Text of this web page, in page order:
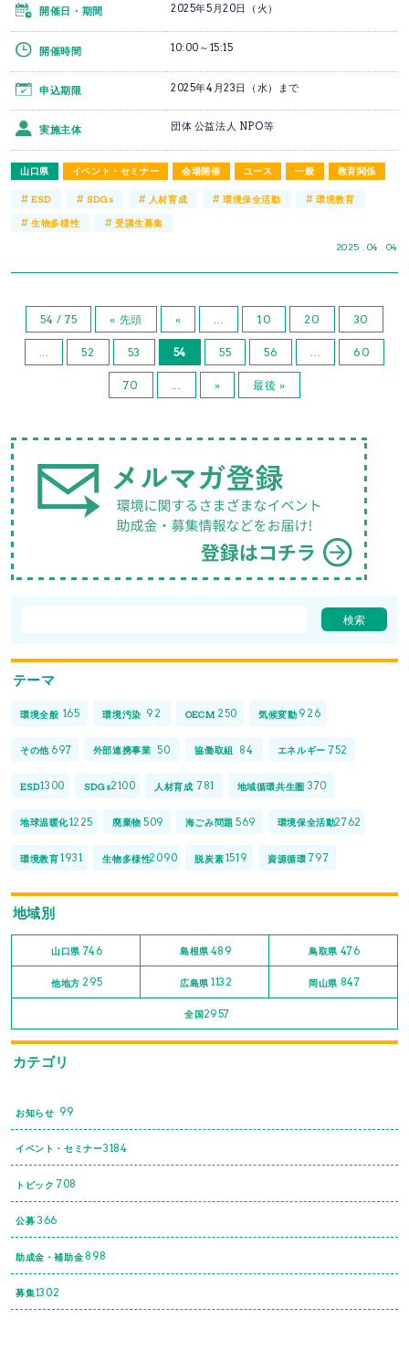
山口県 イベント・セミナー 会場開催 ユース 一般 教育関係
2025 . 04 . 04
開催日・期間 2025年5月20日（火）
開催時間 10:00～15:15
申込期限 2025年4月23日（水）まで
実施主体 団体 公益法人 NPO等
#ESD # SDGs # 人材育成 # 環境保全活動 #環境教育
#生物多様性 # 受講生募集
54 / 75 « 先頭 « 10 20 30
52 53 54 55 56 60
70 » 最後 »
テーマ
環境全般 165 環境汚染 92 OECM 250 気候変動 926
その他 697 外部連携事業 50 協働取組 84 エネルギー 752
ESD1300 SDGs2100 人材育成 781 地域循環共生圏 370
地球温暖化1225 廃棄物 509 海ごみ問題 569 環境保全活動2762
環境教育1931 生物多様性2090 脱炭素1519 資源循環 797
地域別
山口県 746 島根県 489 鳥取県 476
他地方 295 広島県 1132 岡山県 847
全国2957
カテゴリ
お知らせ 99
イベント・セミナー3184
トピック 708
公募 366
助成金・補助金 898
募集1302